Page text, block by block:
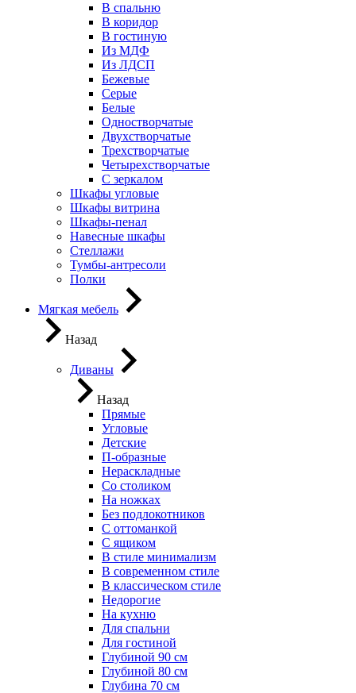
В спальню
В коридор
В гостиную
Из МДФ
Из ЛДСП
Бежевые
Серые
Белые
Одностворчатые
Двухстворчатые
Трехстворчатые
Четырехстворчатые
С зеркалом
Шкафы угловые
Шкафы витрина
Шкафы-пенал
Навесные шкафы
Стеллажи
Тумбы-антресоли
Полки
Мягкая мебель
Назад
Диваны
Назад
Прямые
Угловые
Детские
П-образные
Нераскладные
Со столиком
На ножках
Без подлокотников
С оттоманкой
С ящиком
В стиле минимализм
В современном стиле
В классическом стиле
Недорогие
На кухню
Для спальни
Для гостиной
Глубиной 90 см
Глубиной 80 см
Глубина 70 см